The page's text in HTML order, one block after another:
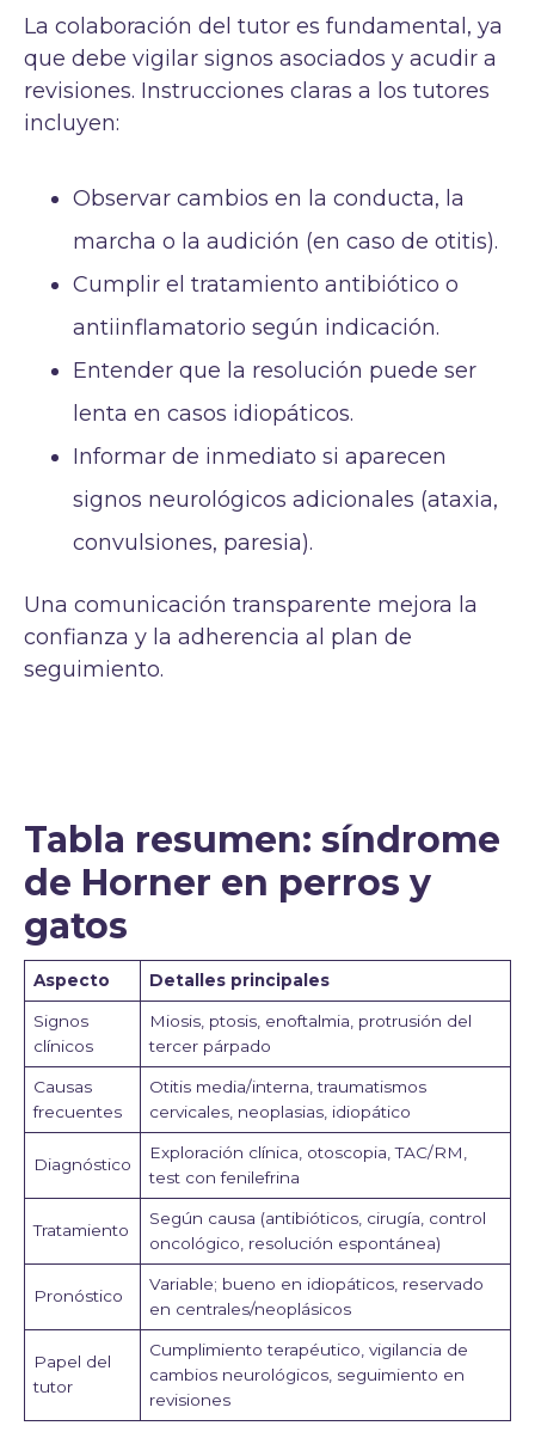
La colaboración del tutor es fundamental, ya
que debe vigilar signos asociados y acudir a
revisiones. Instrucciones claras a los tutores
incluyen:
Observar cambios en la conducta, la
marcha o la audición (en caso de otitis).
Cumplir el tratamiento antibiótico o
antiinflamatorio según indicación.
Entender que la resolución puede ser
lenta en casos idiopáticos.
Informar de inmediato si aparecen
signos neurológicos adicionales (ataxia,
convulsiones, paresia).
Una comunicación transparente mejora la
confianza y la adherencia al plan de
seguimiento.
Tabla resumen: síndrome
de Horner en perros y
gatos
Aspecto Detalles principales
Signos
clínicos
Miosis, ptosis, enoftalmia, protrusión del
tercer párpado
Causas
frecuentes
Otitis media/interna, traumatismos
cervicales, neoplasias, idiopático
Diagnóstico
Exploración clínica, otoscopia, TAC/RM,
test con fenilefrina
Tratamiento
Según causa (antibióticos, cirugía, control
oncológico, resolución espontánea)
Pronóstico
Variable; bueno en idiopáticos, reservado
en centrales/neoplásicos
Papel del
tutor
Cumplimiento terapéutico, vigilancia de
cambios neurológicos, seguimiento en
revisiones